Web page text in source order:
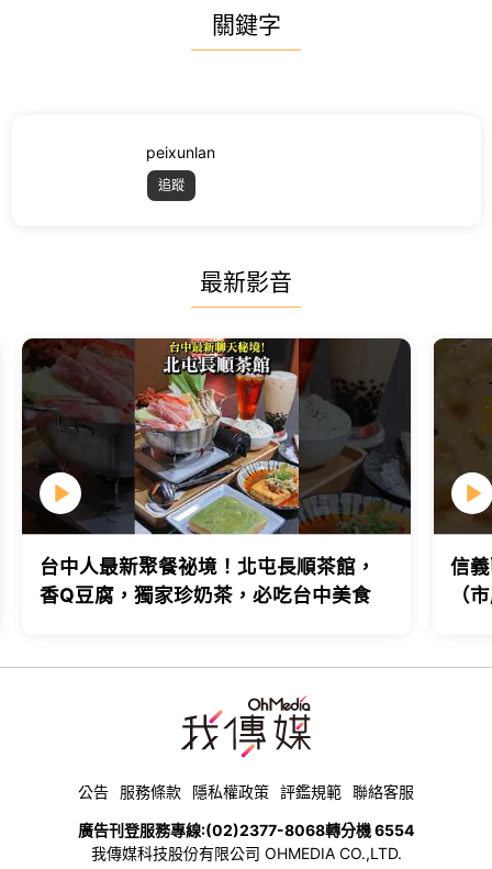
關鍵字
peixunlan
追蹤
最新影音
台中人最新聚餐祕境！北屯長順茶館，
香Q豆腐，獨家珍奶茶，必吃台中美食
信
（
公告 服務條款 隱私權政策 評鑑規範 聯絡客服
廣告刊登服務專線:(02)2377-8068轉分機 6554
我傳媒科技股份有限公司 OHMEDIA CO.,LTD.